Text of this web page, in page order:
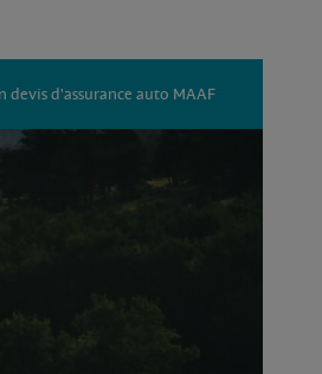
devis d'assurance auto MAAF